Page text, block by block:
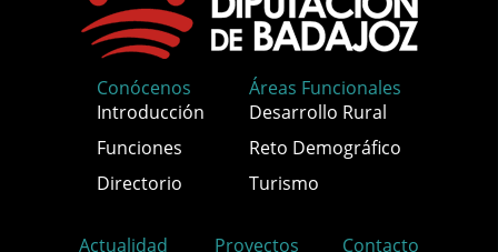
Conócenos
Introducción
Funciones
Directorio
Áreas Funcionales
Desarrollo Rural
Reto Demográfico
Turismo
Actualidad Proyectos Contacto